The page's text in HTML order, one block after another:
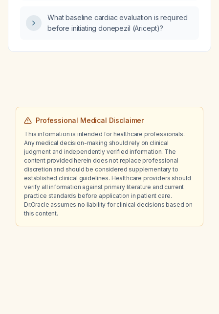
What baseline cardiac evaluation is required
before initiating donepezil (Aricept)?
Professional Medical Disclaimer
This information is intended for healthcare professionals.
Any medical decision-making should rely on clinical
judgment and independently verified information. The
content provided herein does not replace professional
discretion and should be considered supplementary to
established clinical guidelines. Healthcare providers should
verify all information against primary literature and current
practice standards before application in patient care.
Dr.Oracle assumes no liability for clinical decisions based on
this content.